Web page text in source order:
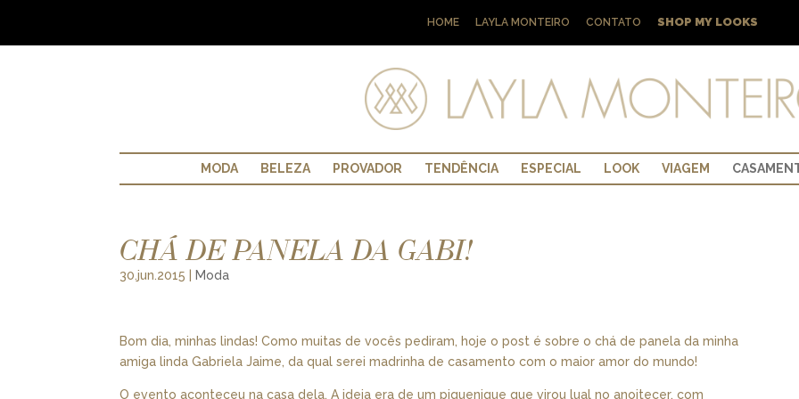
HOME LAYLA MONTEIRO CONTATO SHOP MY LOOKS
MODA BELEZA PROVADOR TENDÊNCIA ESPECIAL LOOK VIAGEM
CHÁ DE PANELA DA GABI!
30.jun.2015 Moda
Bom dia, minhas lindas! Como muitas de vocês pediram, hoje o post é sobre o chá de panela da minha
amiga linda Gabriela Jaime, da qual serei madrinha de casamento com o maior amor do mundo!
O evento aconteceu na casa dela. A ideia era de um piquenique que virou lual no anoitecer, com